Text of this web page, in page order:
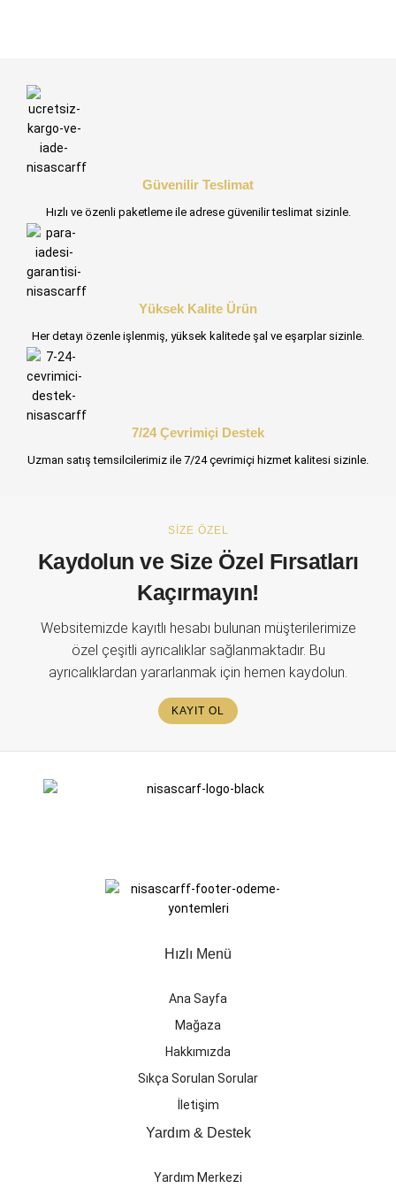
Güvenilir Teslimat
Hızlı ve özenli paketleme ile adrese güvenilir teslimat sizinle.
Yüksek Kalite Ürün
Her detayı özenle işlenmiş, yüksek kalitede şal ve eşarplar sizinle.
7/24 Çevrimiçi Destek
Uzman satış temsilcilerimiz ile 7/24 çevrimiçi hizmet kalitesi sizinle.
SİZE ÖZEL
Kaydolun ve Size Özel Fırsatları
Kaçırmayın!
Websitemizde kayıtlı hesabı bulunan müşterilerimize
özel çeşitli ayrıcalıklar sağlanmaktadır. Bu
ayrıcalıklardan yararlanmak için hemen kaydolun.
KAYIT OL
Hızlı Menü
Ana Sayfa
Mağaza
Hakkımızda
Sıkça Sorulan Sorular
İletişim
Yardım & Destek
Yardım Merkezi